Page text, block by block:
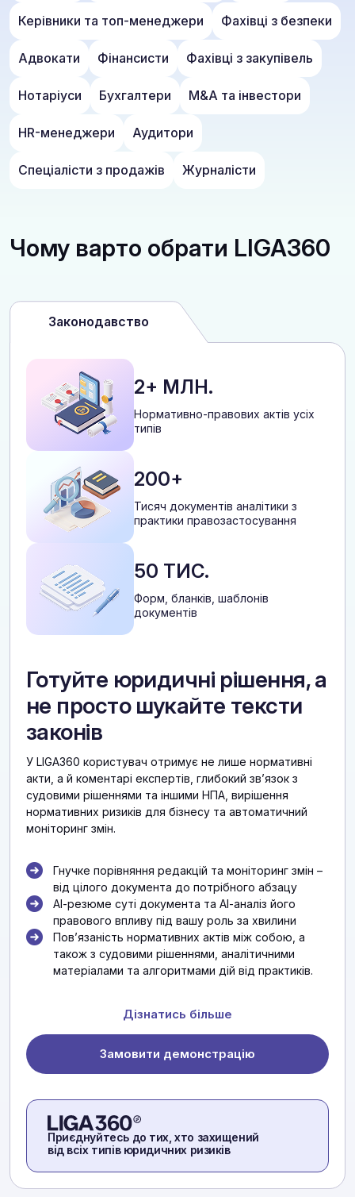
Керівники та топ-менеджери Фахівці з безпеки
Адвокати Фінансисти Фахівці з закупівель
Нотаріуси Бухгалтери M&A та інвестори
HR-менеджери Аудитори
Спеціалісти з продажів Журналісти
Чому варто обрати LIGA360
Законодавство
2+ МЛН.
Нормативно-правових актів усіх
типів
200+
Тисяч документів аналітики з
практики правозастосування
50 ТИС.
Форм, бланків, шаблонів
документів
Готуйте юридичні рішення, а
не просто шукайте тексти
законів
У LIGA360 користувач отримує не лише нормативні
акти, а й коментарі експертів, глибокий звʼязок з
судовими рішеннями та іншими НПА, вирішення
нормативних ризиків для бізнесу та автоматичний
моніторинг змін.
Гнучке порівняння редакцій та моніторинг змін –
від цілого документа до потрібного абзацу
АІ-резюме суті документа та АІ-аналіз його
правового впливу під вашу роль за хвилини
Повʼязаність нормативних актів між собою, а
також з судовими рішеннями, аналітичними
матеріалами та алгоритмами дій від практиків.
Дізнатись більше
Замовити демонстрацію
Приєднуйтесь до тих, хто захищений
від всіх типів юридичних ризиків